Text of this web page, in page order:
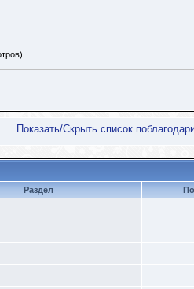
Показать/Скрыть список
Раздел